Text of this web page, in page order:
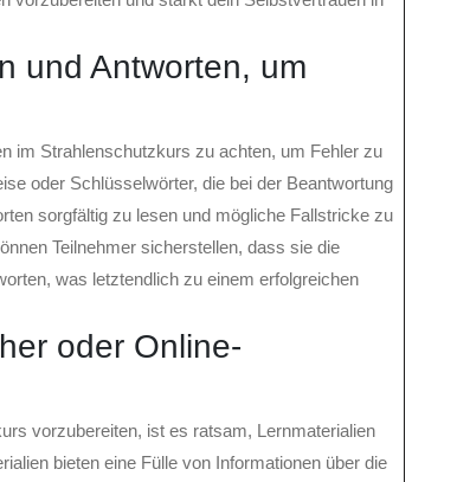
und Antworten, um
im Strahlenschutzkurs zu achten, um Fehler zu
oder Schlüsselwörter, die bei der Beantwortung
sorgfältig zu lesen und mögliche Fallstricke zu
Teilnehmer sicherstellen, dass sie die
was letztendlich zu einem erfolgreichen
oder Online-
vorzubereiten, ist es ratsam, Lernmaterialien
bieten eine Fülle von Informationen über die